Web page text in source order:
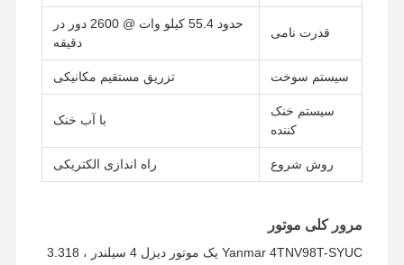
قدرت نامی
حدود 55.4 کیلو وات @ 2600 دور در
دقیقه
سیستم سوخت تزریق مستقیم مکانیکی
سیستم خنک
کننده
با آب خنک
روش شروع راه اندازی الکتریکی
مرور کلی موتور
Yanmar 4TNV98T-SYUC یک موتور دیزل 4 سیلندر ، 3.318